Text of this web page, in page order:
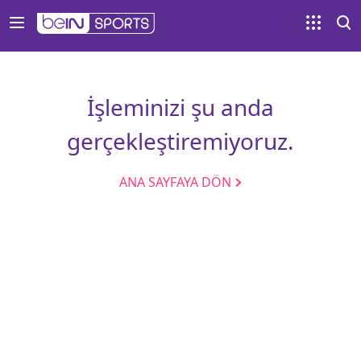
İşleminizi şu anda
gerçekleştiremiyoruz.
ANA SAYFAYA DÖN